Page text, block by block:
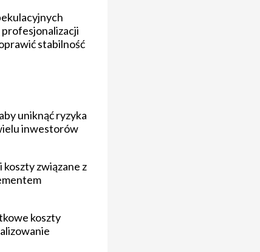
stabilność
uniknąć ryzyka
inwestorów
związane z
koszty